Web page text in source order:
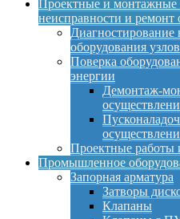
Проектные и монтажные
неисправности и ремонт
Диагностирование
оборудования
Поверка
энергии
Демонтаж-
Проектные работы
Промышленное
Запорная арматура
Затворы
Клапаны